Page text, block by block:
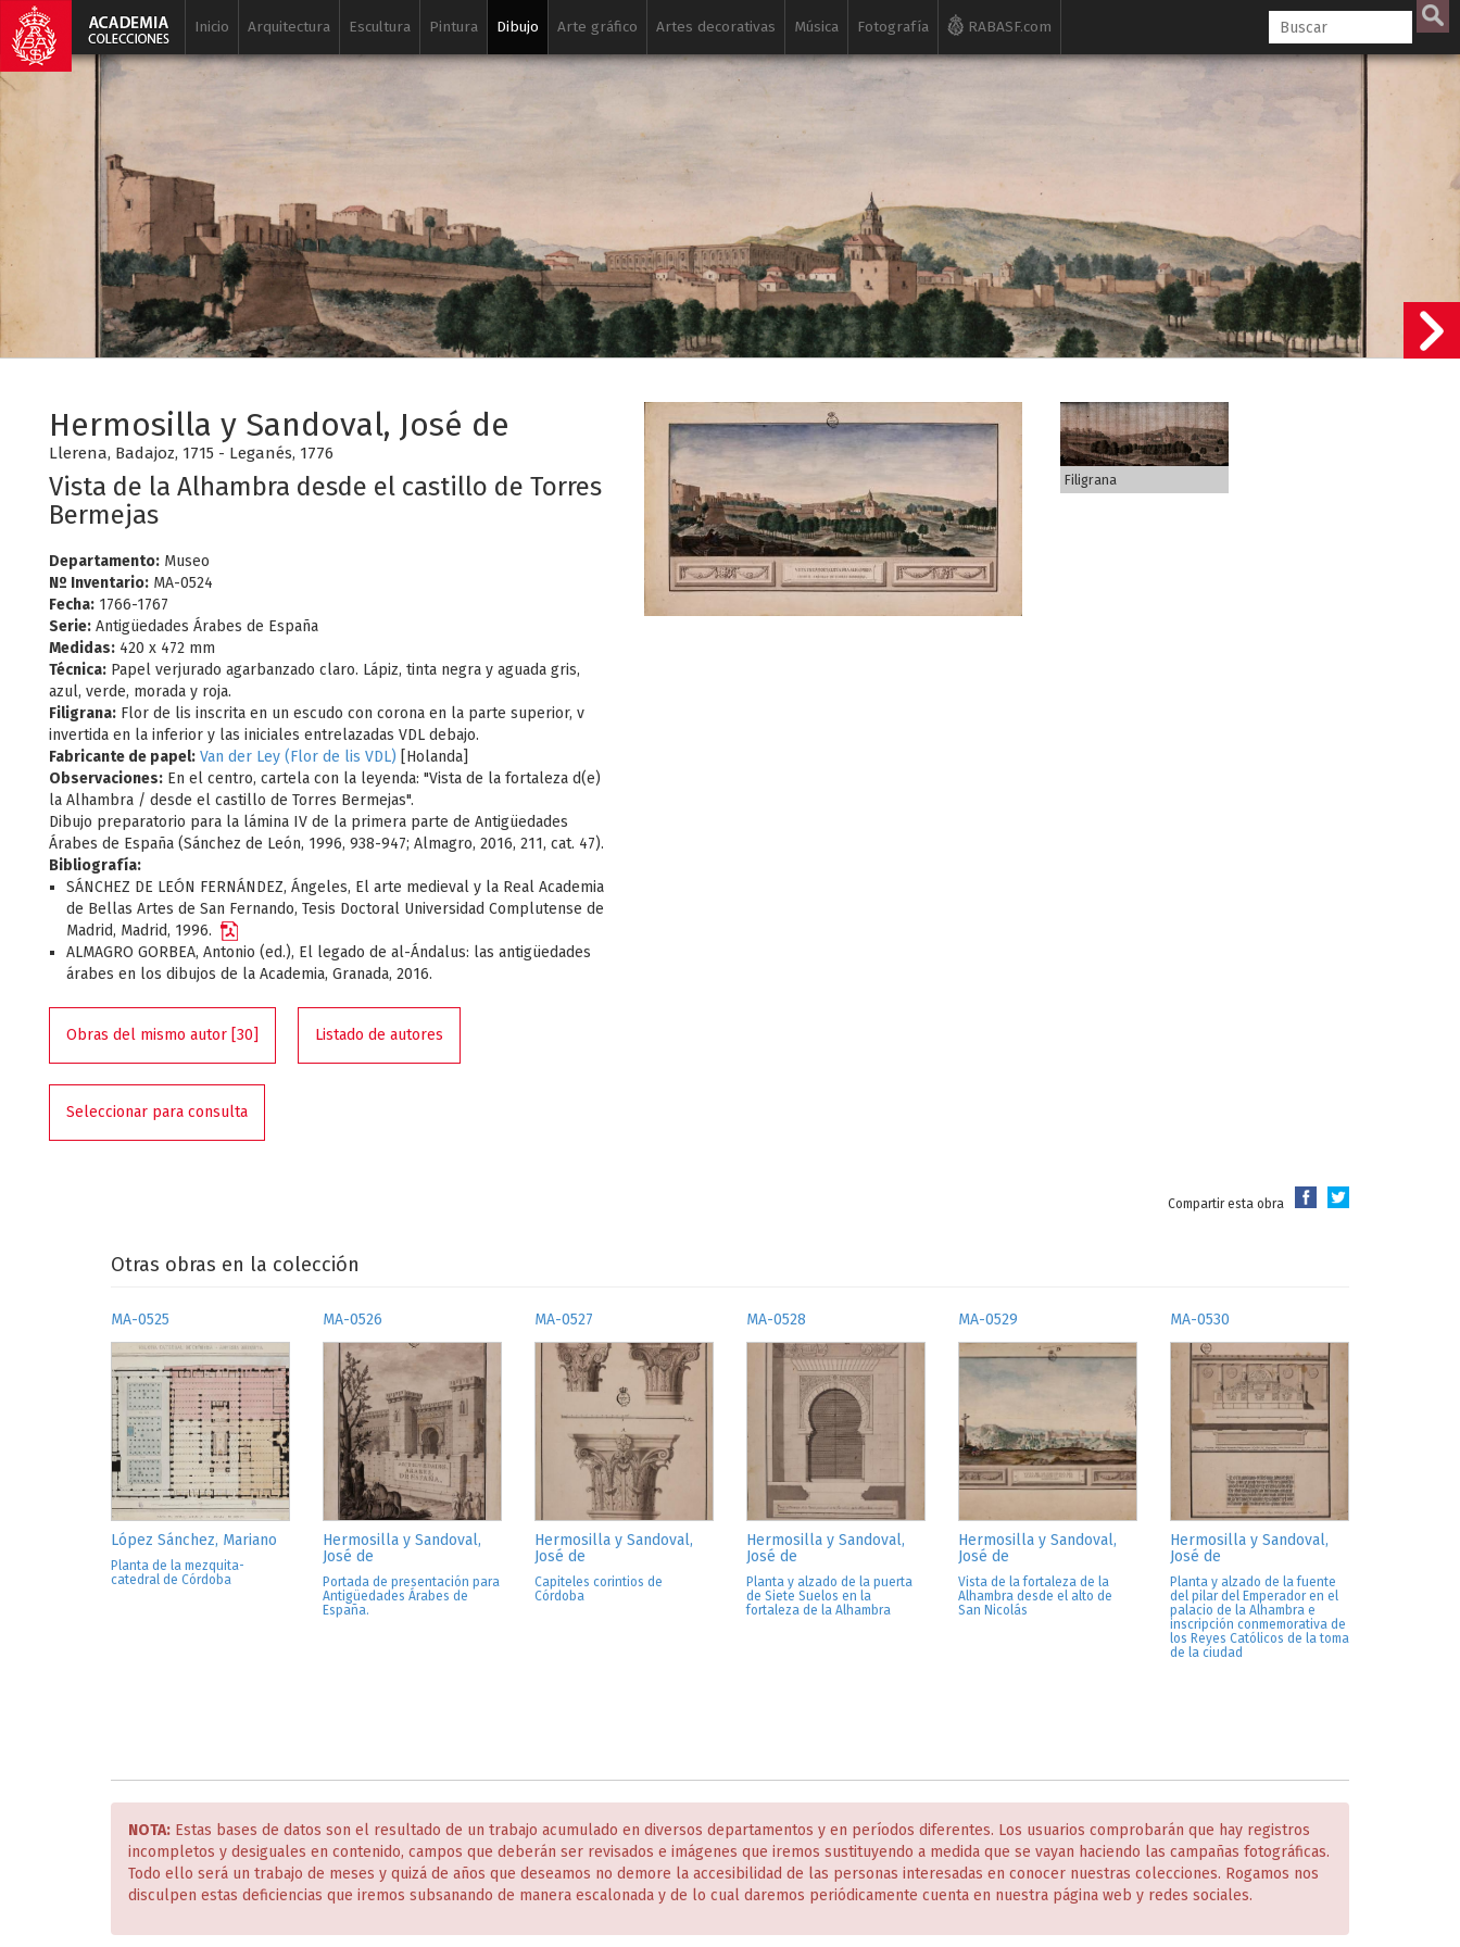
Inicio Arquitectura Escultura Pintura Dibujo Arte gráfico Artes decorativas Música Fotografía RABASF.com
Hermosilla y Sandoval, José de
Llerena, Badajoz, 1715 - Leganés, 1776
Vista de la Alhambra desde el castillo de Torres
Bermejas
Departamento: Museo
Nº Inventario: MA-0524
Fecha: 1766-1767
Serie: Antigüedades Árabes de España
Medidas: 420 x 472 mm
Técnica: Papel verjurado agarbanzado claro. Lápiz, tinta negra y aguada gris,
azul, verde, morada y roja.
Filigrana: Flor de lis inscrita en un escudo con corona en la parte superior, v
invertida en la inferior y las iniciales entrelazadas VDL debajo.
Fabricante de papel: Van der Ley (Flor de lis VDL) [Holanda]
Observaciones: En el centro, cartela con la leyenda: "Vista de la fortaleza d(e)
la Alhambra / desde el castillo de Torres Bermejas".
Dibujo preparatorio para la lámina IV de la primera parte de Antigüedades
Árabes de España (Sánchez de León, 1996, 938-947; Almagro, 2016, 211, cat. 47).
Bibliografía:
SÁNCHEZ DE LEÓN FERNÁNDEZ, Ángeles, El arte medieval y la Real Academia
de Bellas Artes de San Fernando, Tesis Doctoral Universidad Complutense de
Madrid, Madrid, 1996.
ALMAGRO GORBEA, Antonio (ed.), El legado de al-Ándalus: las antigüedades
árabes en los dibujos de la Academia, Granada, 2016.
Obras del mismo autor [30] Listado de autores
Seleccionar para consulta
Filigrana
Compartir esta obra
Otras obras en la colección
MA-0525
López Sánchez, Mariano
Planta de la mezquita-
catedral de Córdoba
MA-0526
Hermosilla y Sandoval,
José de
Portada de presentación para
Antigüedades Árabes de
España.
MA-0527
Hermosilla y Sandoval,
José de
Capiteles corintios de
Córdoba
MA-0528
Hermosilla y Sandoval,
José de
Planta y alzado de la puerta
de Siete Suelos en la
fortaleza de la Alhambra
MA-0529
Hermosilla y Sandoval,
José de
Vista de la fortaleza de la
Alhambra desde el alto de
San Nicolás
MA-0530
Hermosilla y Sandoval,
José de
Planta y alzado de la fuente
del pilar del Emperador en el
palacio de la Alhambra e
inscripción conmemorativa de
los Reyes Católicos de la toma
de la ciudad
NOTA: Estas bases de datos son el resultado de un trabajo acumulado en diversos departamentos y en períodos diferentes. Los usuarios comprobarán que hay registros
incompletos y desiguales en contenido, campos que deberán ser revisados e imágenes que iremos sustituyendo a medida que se vayan haciendo las campañas fotográficas.
Todo ello será un trabajo de meses y quizá de años que deseamos no demore la accesibilidad de las personas interesadas en conocer nuestras colecciones. Rogamos nos
disculpen estas deficiencias que iremos subsanando de manera escalonada y de lo cual daremos periódicamente cuenta en nuestra página web y redes sociales.